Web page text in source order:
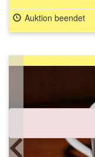
Auktion beendet